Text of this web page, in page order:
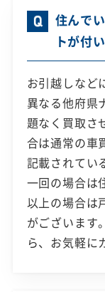
住んで
トが付
お引越しなど
異なる他府県
題なく買取さ
合は通常の車
記載されてい
一回の場合は
以上の場合は
がございます
ら、お気軽に